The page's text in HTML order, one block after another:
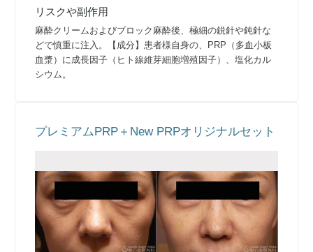
リスクや副作用
麻酔クリームおよびブロック麻酔後、極細の鋭針や鈍針な
どで慎重に注入。【成分】患者様自身の、PRP（多血小板
血漿）に成長因子（ヒト線維芽細胞増殖因子）、塩化カル
シウム。
プレミアムPRP＋New PRPオリジナルセット